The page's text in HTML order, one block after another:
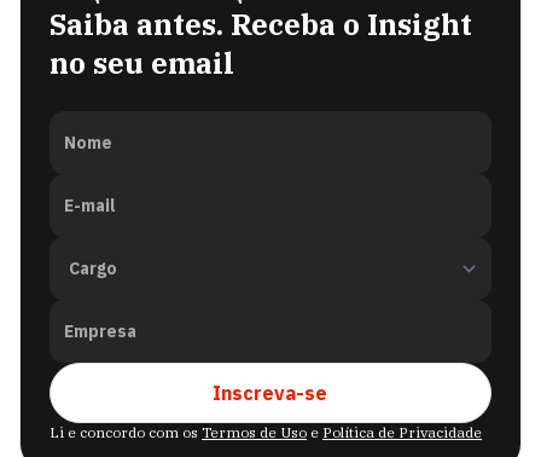
Saiba antes. Receba o Insight
no seu email
Nome
E-mail
Empresa
Inscreva-se
Li e concordo com os Termos de Uso e Política de Privacidade